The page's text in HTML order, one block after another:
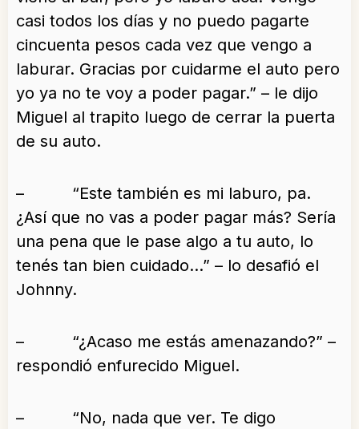
casi todos los días y no puedo pagarte
cincuenta pesos cada vez que vengo a
laburar. Gracias por cuidarme el auto pero
yo ya no te voy a poder pagar.” – le dijo
Miguel al trapito luego de cerrar la puerta
de su auto.
– “Este también es mi laburo, pa.
¿Así que no vas a poder pagar más? Sería
una pena que le pase algo a tu auto, lo
tenés tan bien cuidado…” – lo desafió el
Johnny.
– “¿Acaso me estás amenazando?” –
respondió enfurecido Miguel.
– “No, nada que ver. Te digo